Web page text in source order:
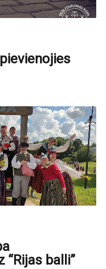
“Rijas balli”